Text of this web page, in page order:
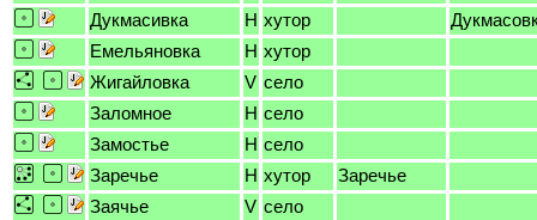
Дукмасивка
H хутор
Емельяновка
H хутор
Жигайловка
V село
Заломное
H село
Замостье
H село
Заречье
H хутор
Заречье
Заячье
V село